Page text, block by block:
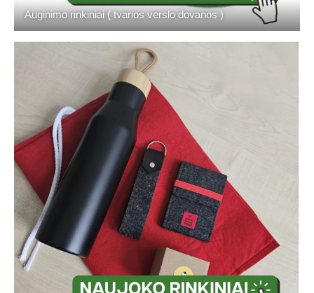
Auginimo rinkiniai ( tvarios verslo dovanos )